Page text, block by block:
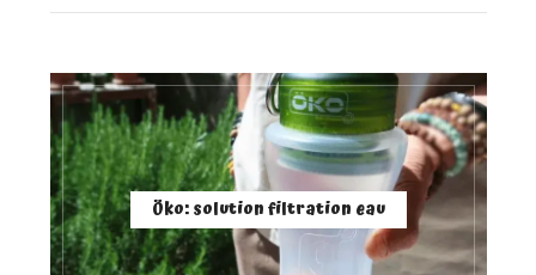
Öko: solution filtration eau